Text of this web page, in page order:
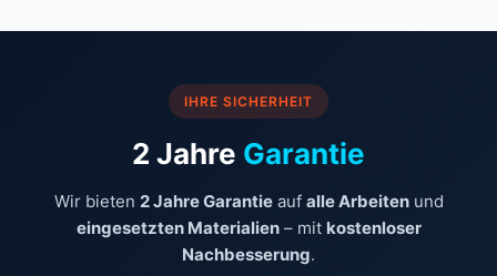
IHRE SICHERHEIT
2 Jahre Garantie
Wir bieten 2 Jahre Garantieauf alle Arbeitenund
eingesetzten Materialien– mit kostenloser
Nachbesserung.